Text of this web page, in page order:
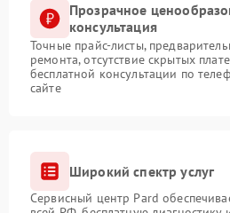
Прозрачное
консультация
Точные прайс-листы,
ремонта, отсутствие скрытых
бесплатной консультации по
сайте
Широкий спектр услуг
Сервисный центр Pard